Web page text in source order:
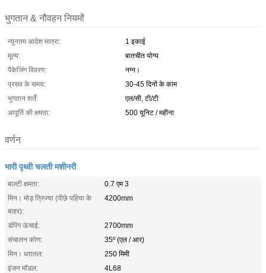
भुगतान & नौवहन नियमों
न्यूनतम आदेश मात्रा:
1 इकाई
मूल्य:
बातचीत योग्य
पैकेजिंग विवरण:
नग्न।
प्रसव के समय:
30-45 दिनों के काम
भुगतान शर्तें:
एल/सी, टी/टी
आपूर्ति की क्षमता:
500 यूनिट / महीना
वर्णन
भारी पृथ्वी चलती मशीनरी
बाल्टी क्षमता:
0.7 एम 3
मिन। मोड़ त्रिज्या (पीछे पहिया के
बाहर):
4200mm
डंपिंग ऊंचाई:
2700mm
संचालन कोण:
35º (एल / आर)
मिन। धरातल:
250 मिमी
इंजन मॉडल:
4L68